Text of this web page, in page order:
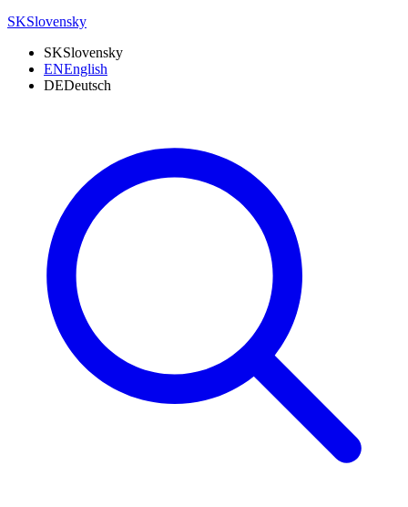
SKSlovensky
SKSlovensky
ENEnglish
DEDeutsch